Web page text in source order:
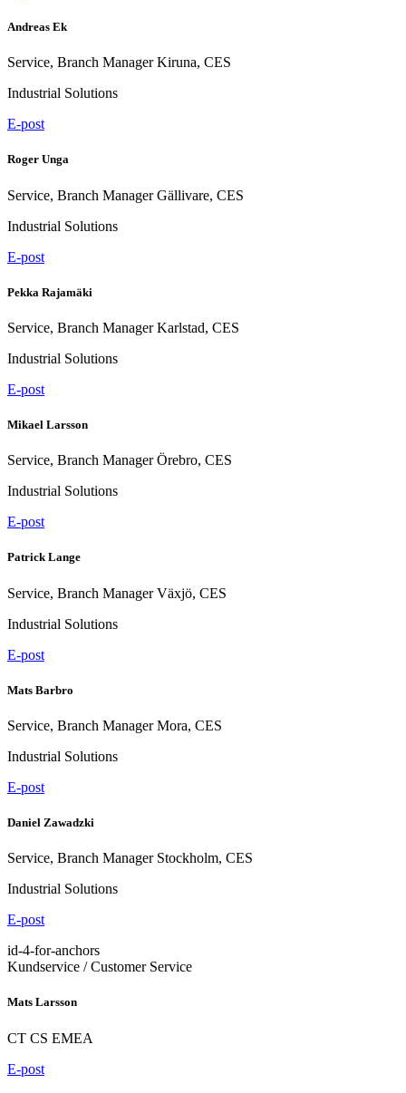
Andreas Ek
Service, Branch Manager Kiruna, CES
Industrial Solutions
E-post
Roger Unga
Service, Branch Manager Gällivare, CES
Industrial Solutions
E-post
Pekka Rajamäki
Service, Branch Manager Karlstad, CES
Industrial Solutions
E-post
Mikael Larsson
Service, Branch Manager Örebro, CES
Industrial Solutions
E-post
Patrick Lange
Service, Branch Manager Växjö, CES
Industrial Solutions
E-post
Mats Barbro
Service, Branch Manager Mora, CES
Industrial Solutions
E-post
Daniel Zawadzki
Service, Branch Manager Stockholm, CES
Industrial Solutions
E-post
id-4-for-anchors
Kundservice / Customer Service
Mats Larsson
CT CS EMEA
E-post